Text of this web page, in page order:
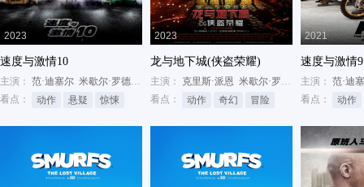
2023
速度与激情10
主演： 范·迪塞尔 米歇尔·罗德里格兹
杰森·莫玛
看点：
动作 悬疑 惊悚
2023
龙与地下城(侠盗荣耀)
主演： 克里斯·派恩 米歇尔·罗德里格兹
雷吉-让·
看点：
动作 奇幻 冒险
2021
速度与激情9
主演： 范·迪
看点：
动作